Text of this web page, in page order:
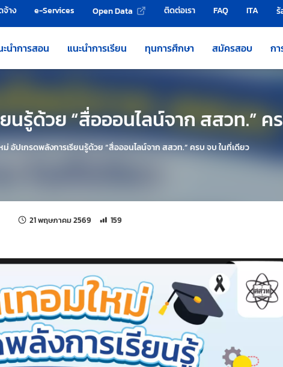
จ้าง e-Services Open Data ติดต่อเรา FAQ ITA
ะนำการสอน แนะนำการเรียน ทุนการศึกษา สมัครสอบ ก
นรู้ด้วย “สื่อออนไลน์จาก สสวท.” ค
ม่ อัปเกรดพลังการเรียนรู้ด้วย “สื่อออนไลน์จาก สสวท.” ครบ จบ ในที่เดียว
21 พฤษภาคม 2569 แก้ไขล่าสุดเมื่อ:
จำนวนการเข้าชม 159 ครั้ง
159